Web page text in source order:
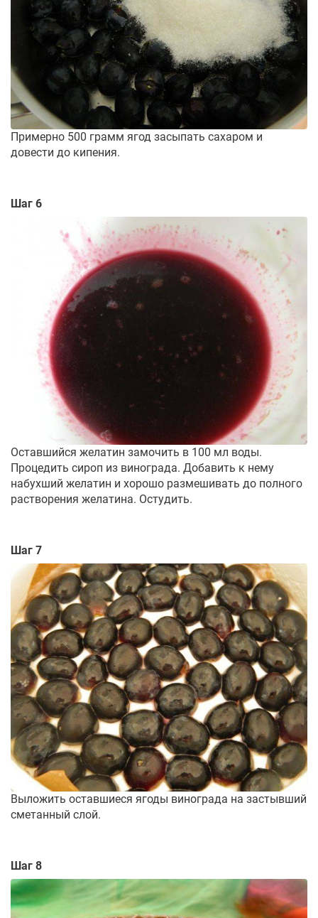
Примерно 500 грамм ягод засыпать сахаром и
довести до кипения.
Шаг 6
Оставшийся желатин замочить в 100 мл воды.
Процедить сироп из винограда. Добавить к нему
набухший желатин и хорошо размешивать до полного
растворения желатина. Остудить.
Шаг 7
Выложить оставшиеся ягоды винограда на застывший
сметанный слой.
Шаг 8